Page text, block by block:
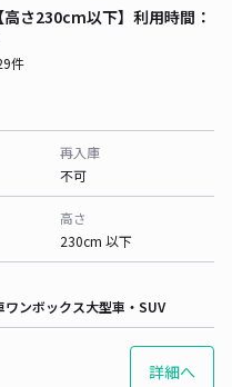
さ230cm以下】利用時間：
件
再入庫
不可
高さ
230cm 以下
ワンボックス大型車・SUV
詳細へ